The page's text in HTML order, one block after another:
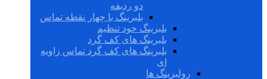
دو ردیفه
بلبرینگ با چهار نقطه تماس
بلبرینگ خود تنظیم
بلبرینگ های کف گرد
بلبرینگ های کف گرد تماس زاویه
ای
رولبرینگ ها